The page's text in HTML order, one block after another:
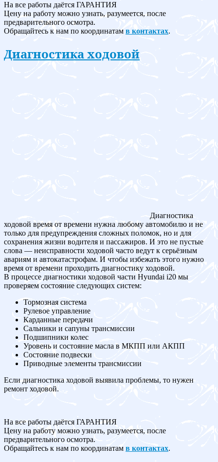
На все работы даётся ГАРАНТИЯ
Цену на работу можно узнать, разумеется, после
предварительного осмотра.
Обращайтесь к нам по координатам в контактах.
Диагностика ходовой
Диагностика
ходовой время от времени нужна любому автомобилю и не
только для предупреждения сложных поломок, но и для
сохранения жизни водителя и пассажиров. И это не пустые
слова — неисправности ходовой часто ведут к серьёзным
авариям и автокатастрофам. И чтобы избежать этого нужно
время от времени проходить диагностику ходовой.
В процессе диагностики ходовой части Hyundai i20 мы
проверяем состояние следующих систем:
Тормозная система
Рулевое управление
Карданные передачи
Сальники и сапуны трансмиссии
Подшипники колес
Уровень и состояние масла в МКПП или АКПП
Состояние подвески
Приводные элементы трансмиссии
Если диагностика ходовой выявила проблемы, то нужен
ремонт ходовой.
На все работы даётся ГАРАНТИЯ
Цену на работу можно узнать, разумеется, после
предварительного осмотра.
Обращайтесь к нам по координатам в контактах.